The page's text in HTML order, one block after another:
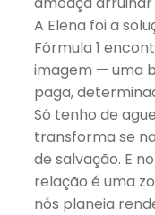
A Elena foi a
Fórmula 1
imagem — uma
paga,
Só tenho de
transforma se
de salvação. E
relação é uma
nós planeia